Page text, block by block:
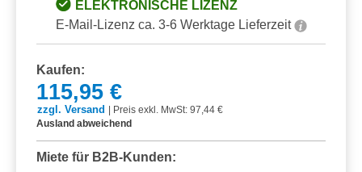
ELEKTRONISCHE LIZENZ
E-Mail-Lizenz ca. 3-6 Werktage Lieferzeit
Kaufen:
115,95 €
zzgl. Versand
Preis exkl. MwSt: 97,44 €
Ausland abweichend
Miete für B2B-Kunden: